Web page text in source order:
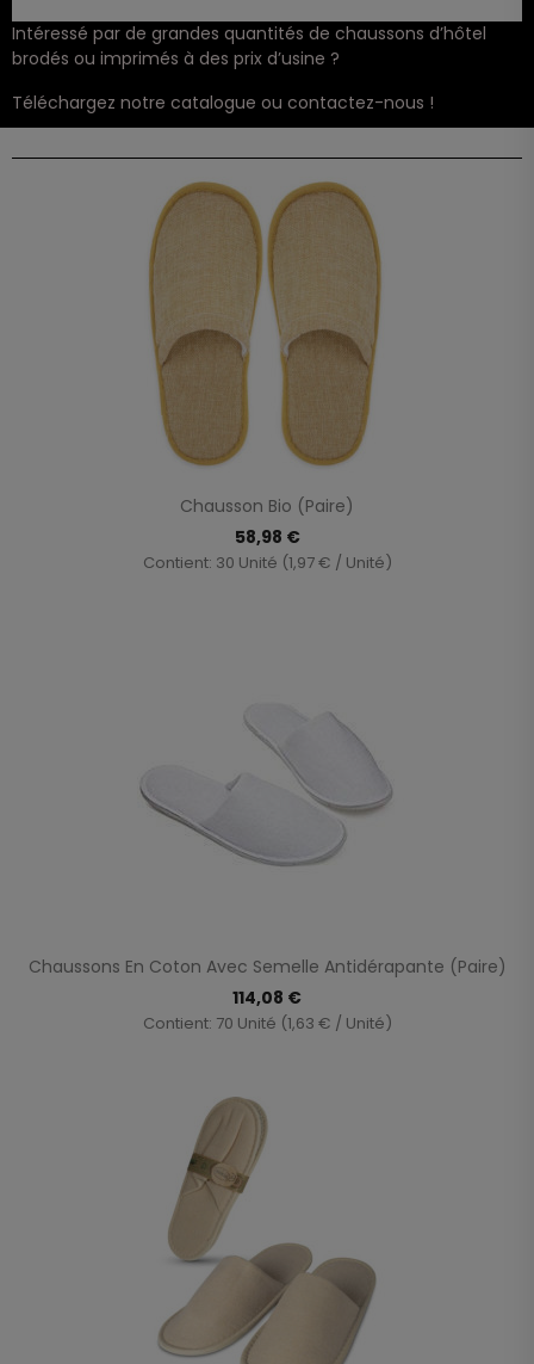
Intéressé par de grandes quantités de chaussons d’hôtel
brodés ou imprimés à des prix d’usine ?
Téléchargez notre catalogue ou contactez-nous !
Chausson Bio (paire)
58,98 €
Contient: 30 Unité (1,97 € / Unité)
Chaussons En Coton Avec Semelle Antidérapante (paire)
114,08 €
Contient: 70 Unité (1,63 € / Unité)